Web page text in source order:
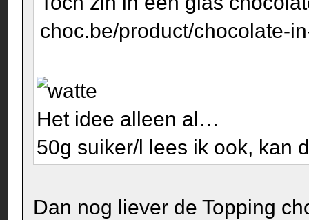
choc.be/product/chocolate-
Het idee alleen al…
50g suiker/l lees ik ook, kan
Dan nog liever de Topping